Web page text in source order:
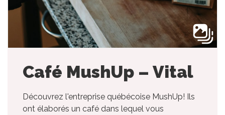
Café MushUp – Vital
Découvrez l'entreprise québécoise MushUp! Ils
ont élaborés un café dans lequel vous